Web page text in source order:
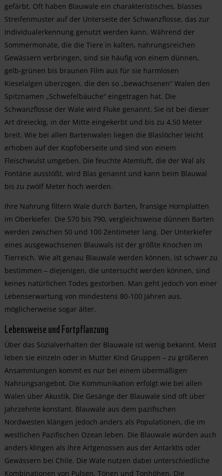
gefärbt. Oft haben Blauwale ein charakteristisches, blasses
Streifenmuster auf der Unterseite der Schwanzflosse, das zur
Individualerkennung genutzt werden kann. Während der
Sommermonate, die die Tiere in kalten, nahrungsreichen
Gewässern verbringen, sind sie häufig von einem dünnen,
gelb-grünen bis braunen Film aus für sie harmlosen
Kieselalgen überzogen, die den so „bewachsenen“ Walen den
Spitznamen „Schwefelbäuche“ eingetragen hat. Die
Schwanzflosse der Wale wird Fluke genannt. Sie ist bei dieser
Art dreieckig, in der Mitte eingekerbt und bis zu 4,50 Meter
breit. Wie bei allen Bartenwalen liegen die Blaslöcher leicht
erhoben auf der Kopfoberseite und sind von einem
Fleischwulst umgeben. Die feuchte Atemluft, die der Wal als
Fontäne ausstößt, wird Blas genannt und kann beim Blauwal
bis zu zwölf Meter hoch werden.
Ihre Nahrung filtern Wale durch Barten, fransige Hornplatten
im Oberkiefer. Die 570 bis 790, vergleichsweise dünnen Barten
werden zwischen 50 und 100 Zentimeter lang. Der Unterkiefer
eines ausgewachsenen Blauwals ist der größte Knochen im
Tierreich. Wie alt genau Blauwale werden können, ist schwer zu
bestimmen – diejenigen, die untersucht werden können, sind
keines natürlichen Todes gestorben. Man geht jedoch von einer
Lebenserwartung von mindestens 80-100 Jahren aus,
möglicherweise sogar älter.
Lebensweise und Fortpflanzung
Über das Sozialverhalten der Blauwale ist wenig bekannt. Meist
leben sie einzeln oder in Mutter Kind Gruppen – zu größeren
Ansammlungen kommt es nur bei einem übermäßigen
Nahrungsangebot. Die Kommunikation erfolgt wie bei allen
Walen über Akustik. Die Gesänge der Blauwale sind oft über
Jahrzehnte konstant. Blauwale aus dem pazifischen
Nordwesten klängen jedoch anders als Populationen, die im
westlichen Pazifischen Ozean leben. Die Blauwale würden auch
anders klingen als ihre Artgenossen aus der Antarktis oder
Gewässern bei Chile. Die Wale nutzen dabei unterschiedliche
Kombinationen von Pulsen, Tönen und Tonhöhen. Die